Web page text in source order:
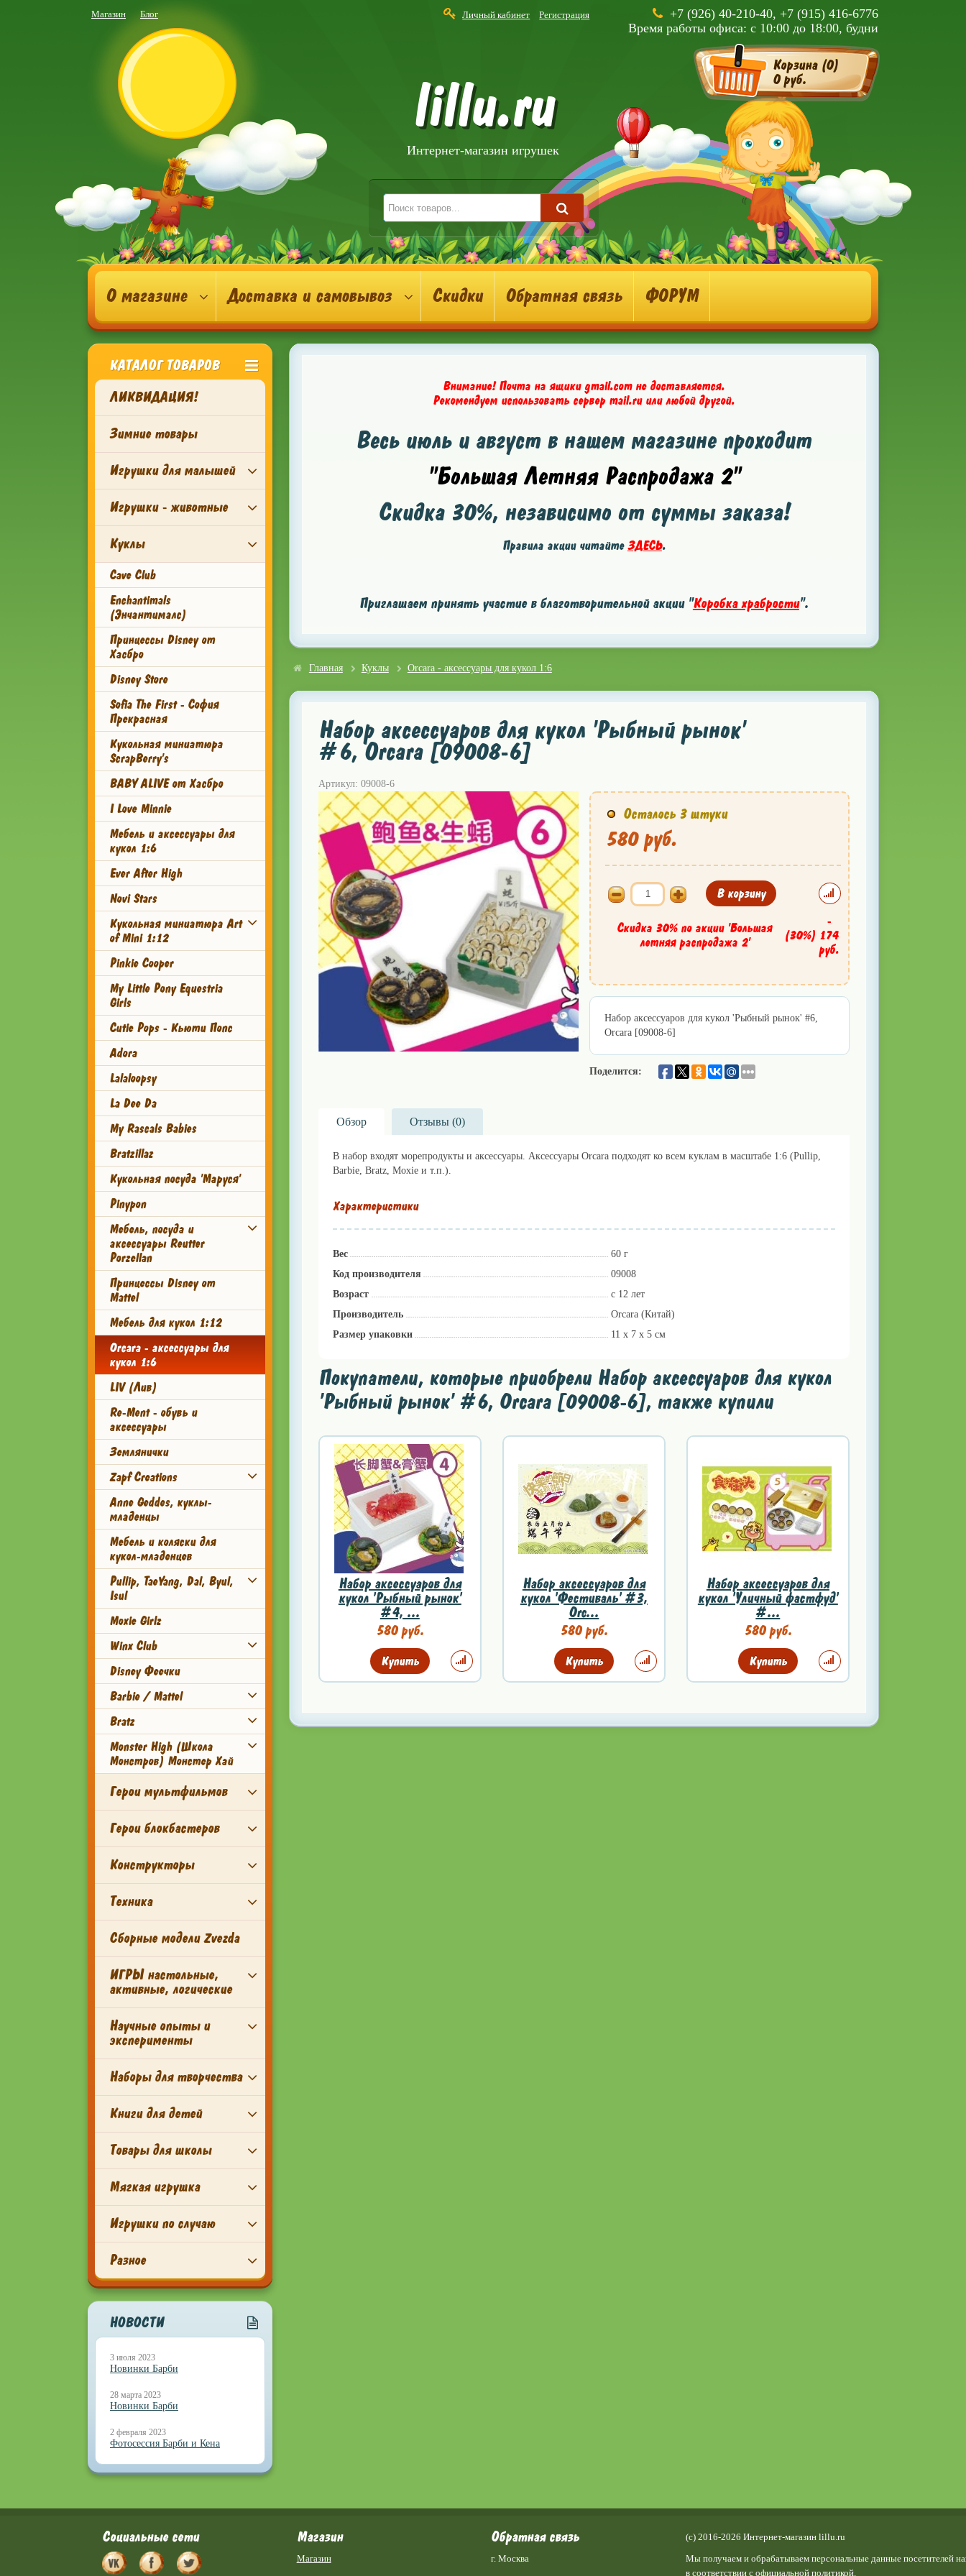
Магазин Блог Личный кабинет Регистрация
+7 (926) 40-210-40, +7 (915) 416-6776
Время работы офиса: с 10:00 до 18:00, будни
lillu.ru
Интернет-магазин игрушек
Корзина (0)
0 руб.
О магазине Доставка и самовывоз Скидки Обратная связь ФОРУМ
КАТАЛОГ ТОВАРОВ
ЛИКВИДАЦИЯ!
Зимние товары
Игрушки для малышей
Игрушки - животные
Куклы
Cave Club
Enchantimals
(Энчантималс)
Принцессы Disney от
Хасбро
Disney Store
Sofia The First - София
Прекрасная
Кукольная миниатюра
ScrapBerry's
BABY ALIVE от Хасбро
I Love Minnie
Мебель и аксессуары для
кукол 1:6
Ever After High
Novi Stars
Кукольная миниатюра Art
of Mini 1:12
Pinkie Cooper
My Little Pony Equestria
Girls
Cutie Pops - Кьюти Попс
Adora
Lalaloopsy
La Dee Da
My Rascals Babies
Bratzillaz
Кукольная посуда 'Маруся'
Pinypon
Мебель, посуда и
аксессуары Reutter
Porzellan
Принцессы Disney от
Mattel
Мебель для кукол 1:12
Orcara - аксессуары для
кукол 1:6
LIV (Лив)
Re-Ment - обувь и
аксессуары
Землянички
Zapf Creations
Anne Geddes, куклы-
младенцы
Мебель и коляски для
кукол-младенцев
Pullip, TaeYang, Dal, Byul,
Isul
Moxie Girlz
Winx Club
Disney Феечки
Barbie / Mattel
Bratz
Monster High (Школа
Монстров) Монстер Хай
Герои мультфильмов
Герои блокбастеров
Конструкторы
Техника
Сборные модели Zvezda
ИГРЫ настольные,
активные, логические
Научные опыты и
эксперименты
Наборы для творчества
Книги для детей
Товары для школы
Мягкая игрушка
Игрушки по случаю
Разное
НОВОСТИ
3 июля 2023
Новинки Барби
28 марта 2023
Новинки Барби
2 февраля 2023
Фотосессия Барби и Кена
Внимание! Почта на ящики gmail.com не доставляется.
Рекомендуем использовать сервер mail.ru или любой другой.
Весь июль и август в нашем магазине проходит
"Большая Летняя Распродажа 2"
Скидка 30%, независимо от суммы заказа!
Правила акции читайтеЗДЕСЬ.
Приглашаем принять участие в благотворительной акции "Коробка храбрости".
Главная Куклы Orcara - аксессуары для кукол 1:6
Набор аксессуаров для кукол 'Рыбный рынок'
#6, Orcara [09008-6]
Артикул: 09008-6
Осталось 3 штуки
580 руб.
В корзину
Скидка 30% по акции 'Большая
летняя распродажа 2'
(30%)
-
174
руб.
Набор аксессуаров для кукол 'Рыбный рынок' #6,
Orcara [09008-6]
Поделится:
Обзор Отзывы (0)
В набор входят морепродукты и аксессуары. Аксессуары Orcara подходят ко всем куклам в масштабе 1:6 (Pullip,
Barbie, Bratz, Moxie и т.п.).
Характеристики
Вес
60 г
Код производителя
09008
Возраст
с 12 лет
Производитель
Orcara (Китай)
Размер упаковки
11 х 7 х 5 см
Покупатели, которые приобрели Набор аксессуаров для кукол
'Рыбный рынок' #6, Orcara [09008-6], также купили
Набор аксессуаров для
кукол 'Рыбный рынок'
#4, ...
580 руб.
Купить
Набор аксессуаров для
кукол 'Фестиваль' #3,
Orc...
580 руб.
Купить
Набор аксессуаров для
кукол 'Уличный фастфуд'
#...
580 руб.
Купить
Социальные сети Магазин
Магазин
Обратная связь
г. Москва
(c) 2016-2026 Интернет-магазин lillu.ru
Мы получаем и обрабатываем персональные данные посетителей
в соответствии с официальной политикой.